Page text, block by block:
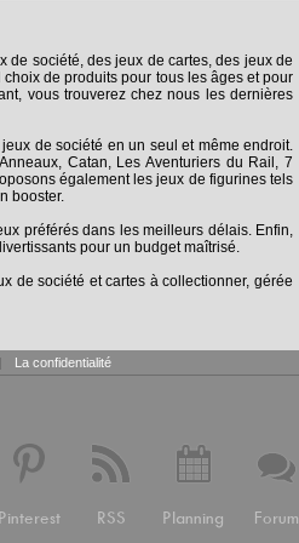
de société, des jeux de cartes, des jeux de
de produits pour tous les âges et pour
vous trouverez chez nous les dernières
de société en un seul et même endroit.
Catan, Les Aventuriers du Rail, 7
également les jeux de figurines tels
booster.
préférés dans les meilleurs délais. Enfin,
pour un budget maîtrisé.
de société et cartes à collectionner, gérée
| La confidentialité
Pinterest RSS Planning Forum